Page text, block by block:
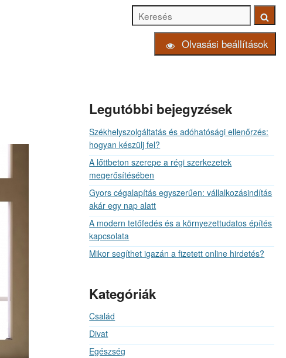
Olvasási beállítások
Keresés
Legutóbbi bejegyzések
Székhelyszolgáltatás és adóhatósági ellenőrzés:
hogyan készülj fel?
A lőttbeton szerepe a régi szerkezetek
megerősítésében
Gyors cégalapítás egyszerűen: vállalkozásindítás
akár egy nap alatt
A modern tetőfedés és a környezettudatos építés
kapcsolata
Mikor segíthet igazán a fizetett online hirdetés?
Kategóriák
Család
Divat
Egészség